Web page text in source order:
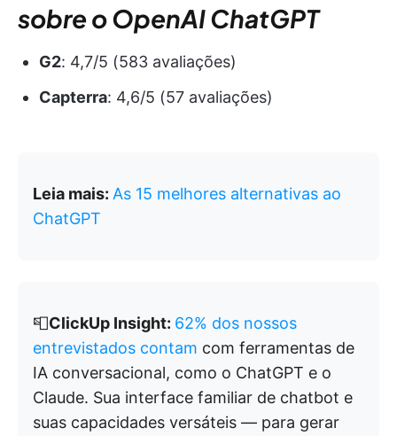
sobre o OpenAI ChatGPT
G2: 4,7/5 (583 avaliações)
Capterra: 4,6/5 (57 avaliações)
Leia mais: As 15 melhores alternativas ao
ChatGPT
📮ClickUp Insight: 62% dos nossos
entrevistados contam com ferramentas de
IA conversacional, como o ChatGPT e o
Claude. Sua interface familiar de chatbot e
suas capacidades versáteis — para gerar